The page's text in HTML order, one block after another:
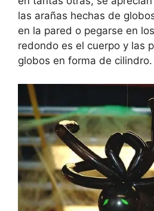
las arañas hechas de
en la pared o pegarse en
redondo es el cuerpo y las
globos en forma de cilindro.